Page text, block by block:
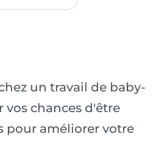
un travail de baby-
chances d'être
pour améliorer votre